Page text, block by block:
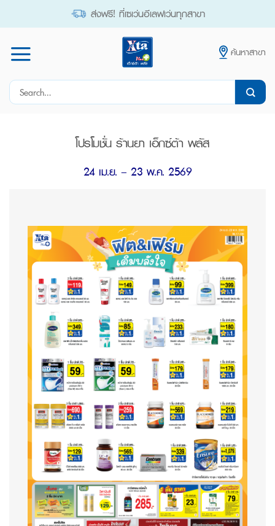
ส่งฟรี! ที่เซเว่นอีเลฟเว่นทุกสาขา
ค้นหาสาขา
Search
โปรโมชั่น ร้านยา เอ็กซ์ต้า พลัส
24 เม.ย.– 23 พ.ค. 2569